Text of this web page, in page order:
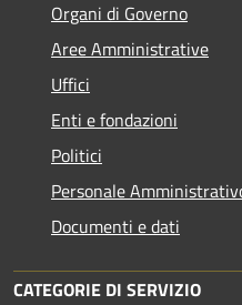
Organi di Governo
Aree Amministrative
Uffici
Enti e fondazioni
Politici
Personale
Documenti e dati
CATEGORIE DI SERVIZIO